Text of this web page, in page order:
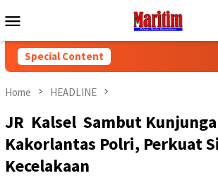
to
Menu
Special Content
Home HEADLINE
JR Kalsel Sambut
Kakorlantas Polri, Perkuat
Kecelakaan